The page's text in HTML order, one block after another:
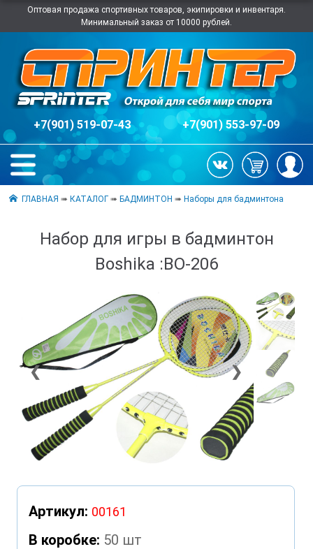
Оптовая продажа спортивных товаров, экипировки и инвентаря.
Минимальный заказ от 10000 рублей.
+7(901) 519-07-43 +7(901) 553-97-09
ГЛАВНАЯ ➠КАТАЛОГ ➠БАДМИНТОН ➠Наборы для бадминтона
Набор для игры в бадминтон
Boshika :BO-206
❮ ❯
Артикул: 00161
В коробке: 50 шт